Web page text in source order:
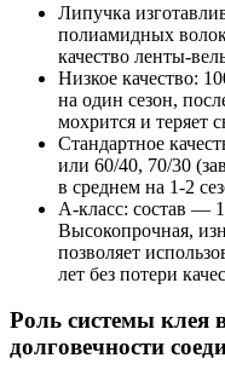
Липучка
полиамидных
качество ленты-
Низкое качество:
на один сезон,
мохрится и теряет
Стандартное
или 60/40, 70/30
в среднем на 1-2
А-класс: состав —
Высокопрочная,
позволяет
лет без потери
Роль системы клея
долговечности